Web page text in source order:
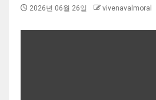
2026년 06월 26일 vivenavalmoral